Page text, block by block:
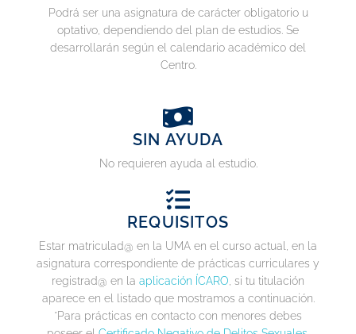
Podrá ser una asignatura de carácter obligatorio u
optativo, dependiendo del plan de estudios. Se
desarrollarán según el calendario académico del
Centro.
SIN AYUDA
No requieren ayuda al estudio.
REQUISITOS
Estar matriculad@ en la UMA en el curso actual, en la
asignatura correspondiente de prácticas curriculares y
registrad@ en la aplicación ÍCARO , si tu titulación
aparece en el listado que mostramos a continuación.
*Para prácticas en contacto con menores debes